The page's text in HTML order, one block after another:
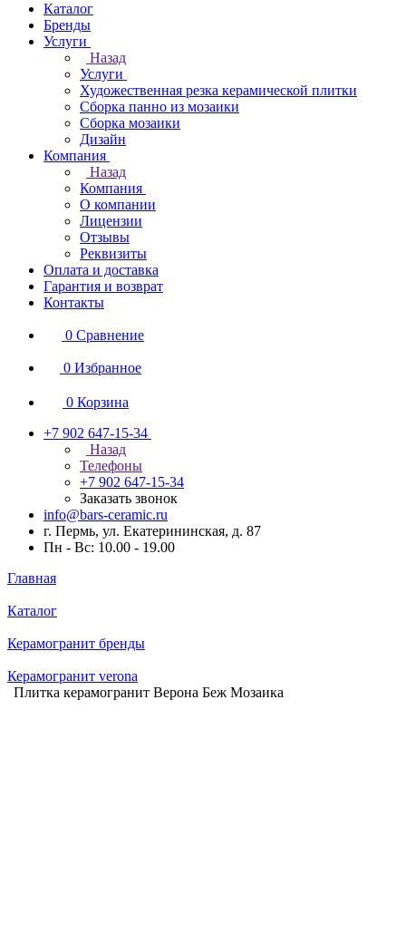
Каталог
Бренды
Услуги
Назад
Услуги
Художественная резка керамической плитки
Сборка панно из мозаики
Сборка мозаики
Дизайн
Компания
Назад
Компания
О компании
Лицензии
Отзывы
Реквизиты
Оплата и доставка
Гарантия и возврат
Контакты
0 Сравнение
0 Избранное
0 Корзина
+7 902 647-15-34
Назад
Телефоны
+7 902 647-15-34
Заказать звонок
info@bars-ceramic.ru
г. Пермь, ул. Екатерининская, д. 87
Пн - Вс: 10.00 - 19.00
Главная
Каталог
Керамогранит бренды
Керамогранит verona
Плитка керамогранит Верона Беж Мозаика